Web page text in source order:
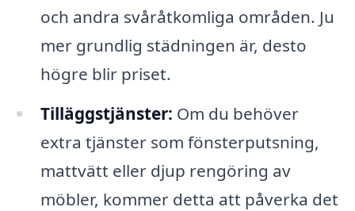
och andra svåråtkomliga områden. Ju
mer grundlig städningen är, desto
högre blir priset.
Tilläggstjänster: Om du behöver
extra tjänster som fönsterputsning,
mattvätt eller djup rengöring av
möbler, kommer detta att påverka det